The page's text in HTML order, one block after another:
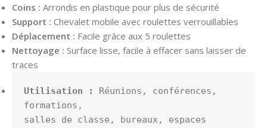
Coins : Arrondis en plastique pour plus de sécurité
Support : Chevalet mobile avec roulettes verrouillables
Déplacement : Facile grâce aux 5 roulettes
Nettoyage : Surface lisse, facile à effacer sans laisser de
traces
Utilisation :
Réunions, conférences,
formations,
salles de classe, bureaux, espaces